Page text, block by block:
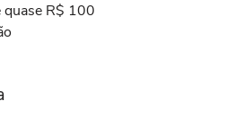
quase R$ 100